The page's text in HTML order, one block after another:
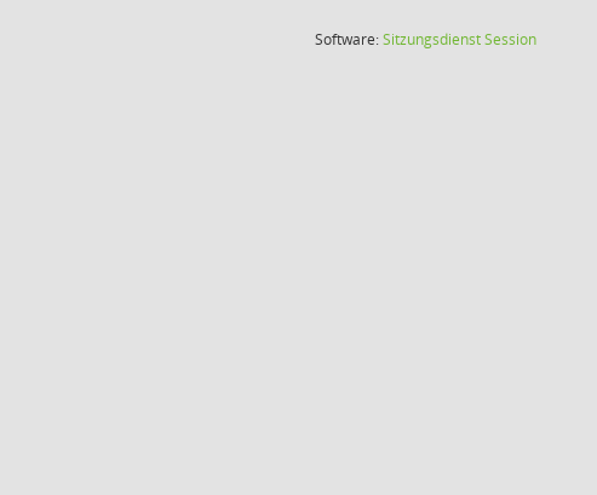
Software:SitzungsdienstSession(Wird in